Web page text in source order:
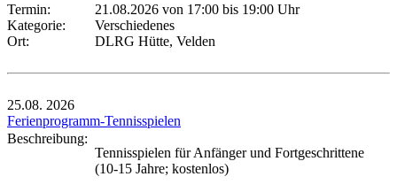
Termin:
21.08.2026 von 17:00 bis 19:00 Uhr
Kategorie:
Verschiedenes
Ort:
DLRG Hütte, Velden
25.08. 2026
Ferienprogramm-Tennisspielen
Beschreibung:
Tennisspielen für Anfänger und Fortgeschrittene
(10-15 Jahre; kostenlos)